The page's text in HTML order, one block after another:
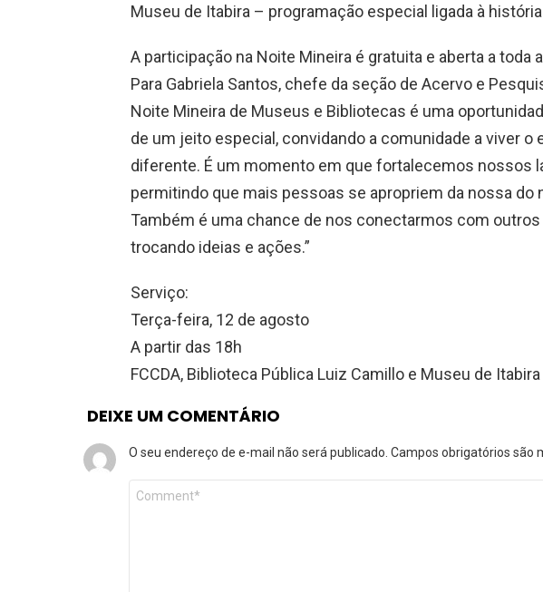
Museu de Itabira – programação especial ligada à
A participação na Noite Mineira é gratuita e aberta a toda
Para Gabriela Santos, chefe da seção de Acervo e
Noite Mineira de Museus e Bibliotecas é uma
de um jeito especial, convidando a comunidade a viver o
diferente. É um momento em que fortalecemos nossos
permitindo que mais pessoas se apropriem da nossa do
Também é uma chance de nos conectarmos com
trocando ideias e ações.”
Serviço:
Terça-feira, 12 de agosto
A partir das 18h
FCCDA, Biblioteca Pública Luiz Camillo e Museu de Itabira
DEIXE UM COMENTÁRIO
O seu endereço de e-mail não será publicado. Campos obrigatórios são
Comentário